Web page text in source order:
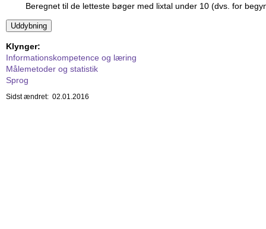
Beregnet til de letteste bøger med lixtal under 10 (dvs. for
Klynger:
Informationskompetence og læring
Målemetoder og statistik
Sprog
Sidst ændret: 02.01.2016